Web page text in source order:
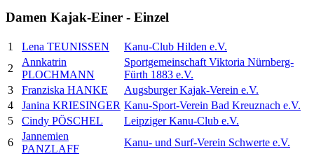
Damen Kajak-Einer - Einzel
1 Lena TEUNISSEN
Kanu-Club Hilden e.V.
2
Annkatrin
PLOCHMANN
Sportgemeinschaft Viktoria Nürnberg-
Fürth 1883 e.V.
3
Franziska HANKE
Augsburger Kajak-Verein e.V.
4
Janina KRIESINGER Kanu-Sport-Verein Bad Kreuznach e.V.
5
Cindy PÖSCHEL
Leipziger Kanu-Club e.V.
6
Jannemien
PANZLAFF
Kanu- und Surf-Verein Schwerte e.V.